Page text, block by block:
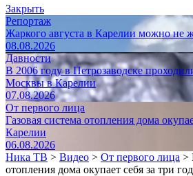
Закрыть
Репортаж
Жаркого августа в Карелии можно не
08.08.2026
Давности
В 2006 году в Петрозаводске
Москвы в Карелии
07.08.2026
От первого лица
Газовая система отопления дома
Карелии
06.08.2026
Ника ТВ > Видео > От первого лица >
отопления дома окупает себя за три